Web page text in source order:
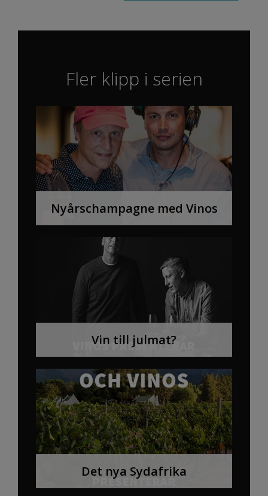
Fler klipp i serien
Nyårschampagne med Vinos
Vin till julmat?
Det nya Sydafrika